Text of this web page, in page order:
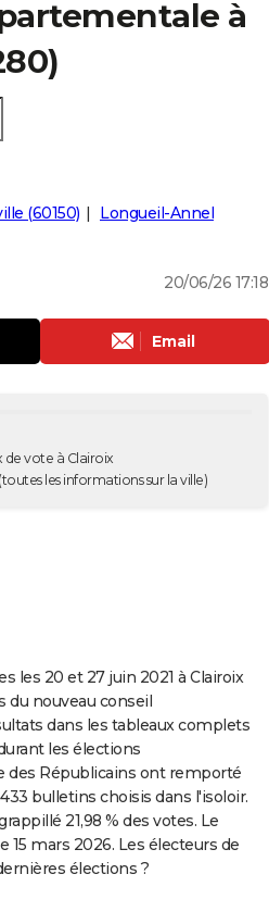
à
(60150)
Longueil-Annel
20/06/26 17:18
Email
de vote à Clairoix
(toutes les informations sur la ville)
les 20 et 27 juin 2021 à Clairoix
nouveau conseil
dans les tableaux complets
les élections
des Républicains ont remporté
bulletins choisis dans l'isoloir.
21,98 % des votes. Le
15 mars 2026. Les électeurs de
élections ?